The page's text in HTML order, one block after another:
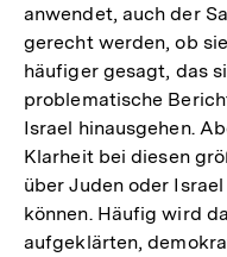
anwendet, auch der
gerecht werden, ob
häufiger gesagt, das
problematische
Israel hinausgehen.
Klarheit bei diesen
über Juden oder
können. Häufig wird
aufgeklärten,